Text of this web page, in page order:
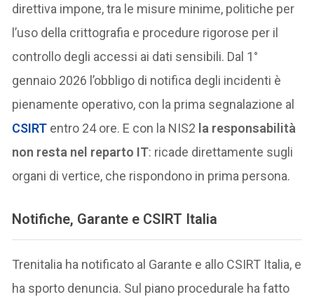
direttiva impone, tra le misure minime, politiche per
l’uso della crittografia e procedure rigorose per il
controllo degli accessi ai dati sensibili. Dal 1°
gennaio 2026 l’obbligo di notifica degli incidenti è
pienamente operativo, con la prima segnalazione al
CSIRT entro 24 ore. E con la NIS2 la responsabilità
non resta nel reparto IT: ricade direttamente sugli
organi di vertice, che rispondono in prima persona.
Notifiche, Garante e CSIRT Italia
Trenitalia ha notificato al Garante e allo CSIRT Italia, e
ha sporto denuncia. Sul piano procedurale ha fatto